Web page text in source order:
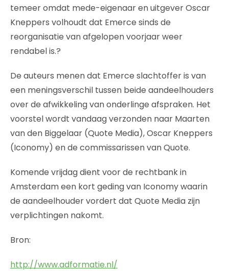
temeer omdat mede-eigenaar en uitgever Oscar
Kneppers volhoudt dat Emerce sinds de
reorganisatie van afgelopen voorjaar weer
rendabel is.?
De auteurs menen dat Emerce slachtoffer is van
een meningsverschil tussen beide aandeelhouders
over de afwikkeling van onderlinge afspraken. Het
voorstel wordt vandaag verzonden naar Maarten
van den Biggelaar (Quote Media), Oscar Kneppers
(Iconomy) en de commissarissen van Quote.
Komende vrijdag dient voor de rechtbank in
Amsterdam een kort geding van Iconomy waarin
de aandeelhouder vordert dat Quote Media zijn
verplichtingen nakomt.
Bron:
http://www.adformatie.nl/